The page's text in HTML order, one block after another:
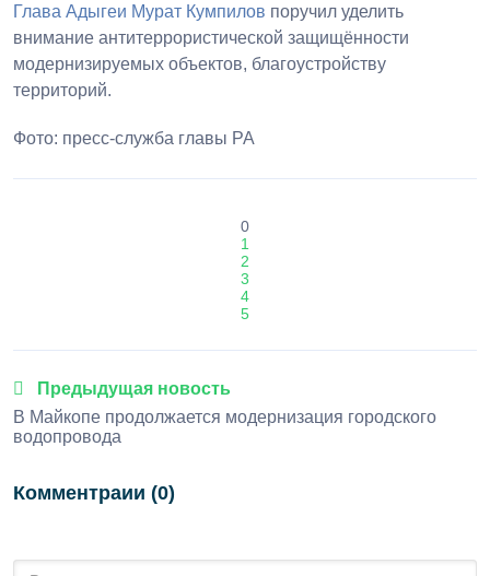
Глава Адыгеи Мурат Кумпилов поручил уделить
внимание антитеррористической защищённости
модернизируемых объектов, благоустройству
территорий.
Фото: пресс-служба главы РА
0
1
2
3
4
5
Предыдущая новость
В Майкопе продолжается модернизация городского
водопровода
Комментраии (0)